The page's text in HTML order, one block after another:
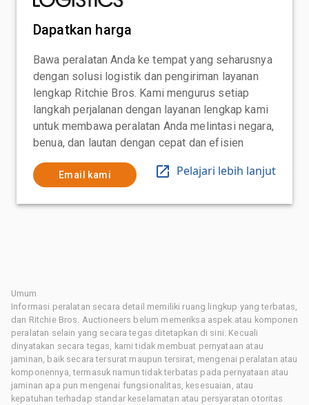
Dapatkan harga
Bawa peralatan Anda ke tempat yang seharusnya
dengan solusi logistik dan pengiriman layanan
lengkap Ritchie Bros. Kami mengurus setiap
langkah perjalanan dengan layanan lengkap kami
untuk membawa peralatan Anda melintasi negara,
benua, dan lautan dengan cepat dan efisien
Email kami Pelajari lebih lanjut
Umum
Informasi peralatan secara detail memiliki ruang lingkup yang terbatas,
dan Ritchie Bros. Auctioneers belum memeriksa aspek atau komponen
peralatan selain yang secara tegas ditetapkan di sini. Kecuali
dinyatakan secara tegas, kami tidak membuat pernyataan atau
jaminan, baik secara tersurat maupun tersirat, mengenai peralatan atau
komponennya, termasuk namun tidak terbatas pada pernyataan atau
jaminan apa pun mengenai fungsionalitas, kesesuaian, atau
kepatuhan terhadap standar keselamatan atau persyaratan otoritas